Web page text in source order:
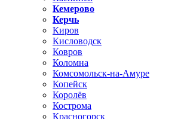
Кемерово
Керчь
Киров
Кисловодск
Ковров
Коломна
Комсомольск-на-Амуре
Копейск
Королёв
Кострома
Красногорск